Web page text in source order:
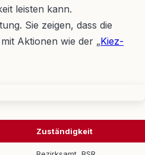
leisten kann.
Sie zeigen, dass die
Aktionen wie der „Kiez-
Zuständigkeit